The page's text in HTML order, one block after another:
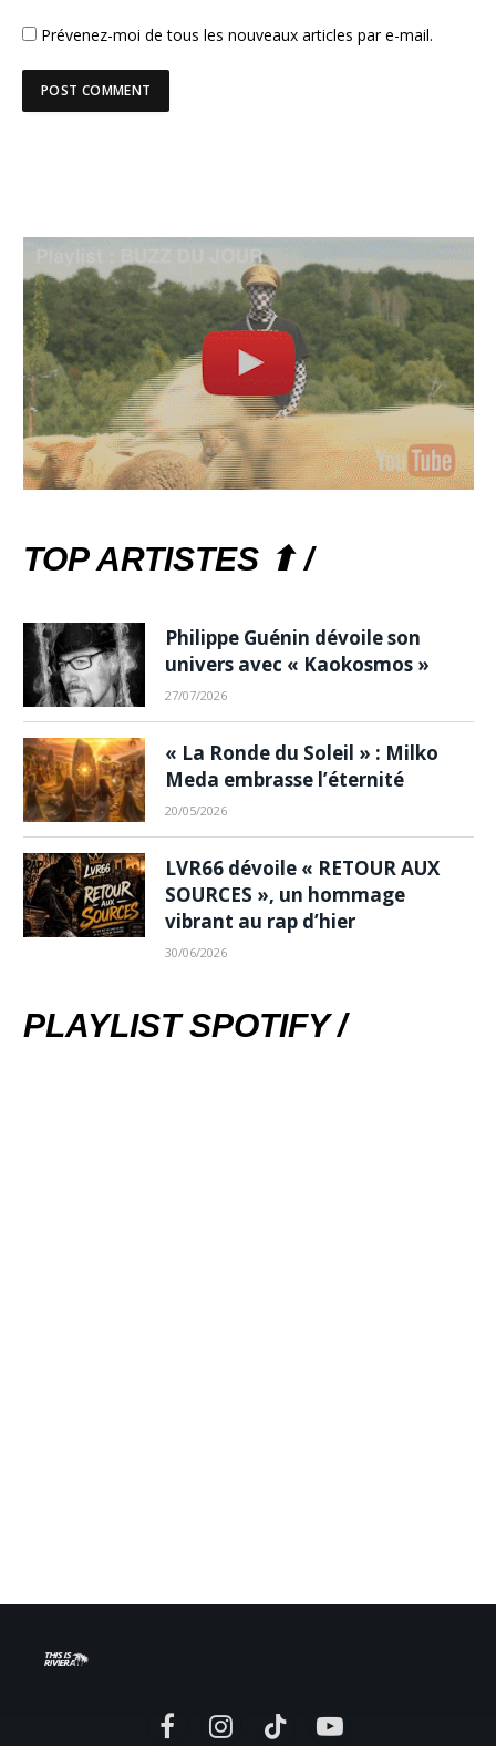
Prévenez-moi de tous les nouveaux articles par e-mail.
TOP ARTISTES ⬆ /
Philippe Guénin dévoile son
univers avec « Kaokosmos »
27/07/2026
« La Ronde du Soleil » : Milko
Meda embrasse l’éternité
20/05/2026
LVR66 dévoile « RETOUR AUX
SOURCES », un hommage
vibrant au rap d’hier
30/06/2026
PLAYLIST SPOTIFY /
FacebookInstagramTikTok YouTube